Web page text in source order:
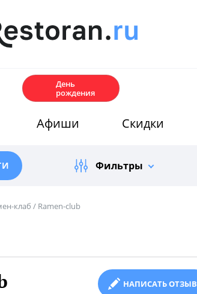
День
рождения
Афиши Скидки
Фильтры
клаб / Ramen-club
НАПИСАТЬ ОТЗЫВ